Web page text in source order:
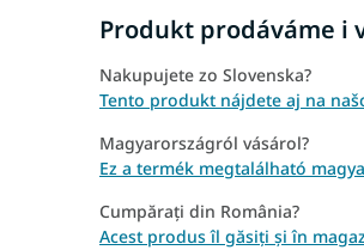
Produkt prodáváme i
Nakupujete zo Slovenska?
Tento produkt nájdete aj na
Magyarországról vásárol?
Ez a termék megtalálható
Cumpărați din România?
Acest produs îl găsiți și în